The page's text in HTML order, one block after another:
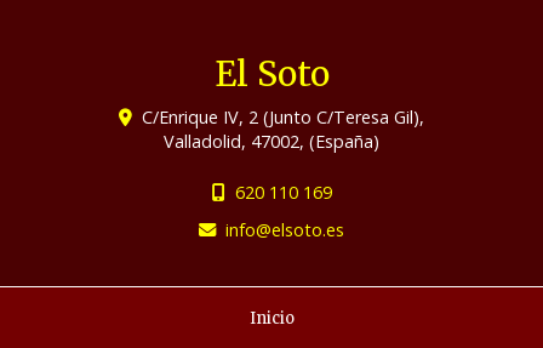
El Soto
C/Enrique IV, 2 (Junto C/Teresa Gil),
Valladolid, 47002, (España)
620 110 169
info
elsoto.es
Inicio